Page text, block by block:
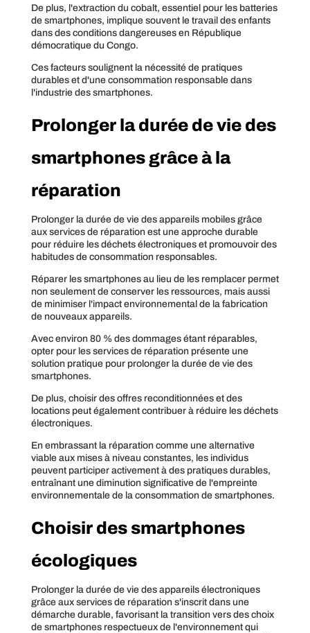
De plus, l'extraction du cobalt, essentiel pour les batteries
de smartphones, implique souvent le travail des enfants
dans des conditions dangereuses en République
démocratique du Congo.
Ces facteurs soulignent la nécessité de pratiques
durables et d'une consommation responsable dans
l'industrie des smartphones.
Prolonger la durée de vie des
smartphones grâce à la
réparation
Prolonger la durée de vie des appareils mobiles grâce
aux services de réparation est une approche durable
pour réduire les déchets électroniques et promouvoir des
habitudes de consommation responsables.
Réparer les smartphones au lieu de les remplacer permet
non seulement de conserver les ressources, mais aussi
de minimiser l'impact environnemental de la fabrication
de nouveaux appareils.
Avec environ 80 % des dommages étant réparables,
opter pour les services de réparation présente une
solution pratique pour prolonger la durée de vie des
smartphones.
De plus, choisir des offres reconditionnées et des
locations peut également contribuer à réduire les déchets
électroniques.
En embrassant la réparation comme une alternative
viable aux mises à niveau constantes, les individus
peuvent participer activement à des pratiques durables,
entraînant une diminution significative de l'empreinte
environnementale de la consommation de smartphones.
Choisir des smartphones
écologiques
Prolonger la durée de vie des appareils électroniques
grâce aux services de réparation s'inscrit dans une
démarche durable, favorisant la transition vers des choix
de smartphones respectueux de l'environnement qui